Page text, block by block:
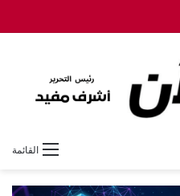
القائمة